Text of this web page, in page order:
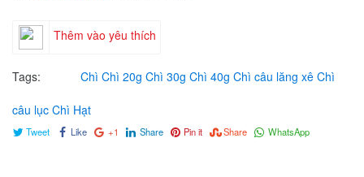
Thêm vào yêu thích
Tags: Chì Chì 20g Chì 30g Chì 40g Chì câu lăng xê Chì
câu lục Chì Hạt
Tweet Like +1 Share Pin it Share WhatsApp